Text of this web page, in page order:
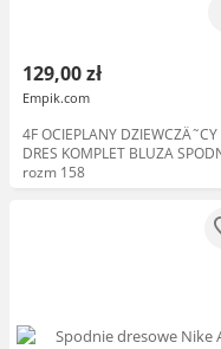
129,00 zł
Empik.com
4F OCIEPLANY DZIEWCZÄ˜CY
DRES KOMPLET BLUZA
rozm 158